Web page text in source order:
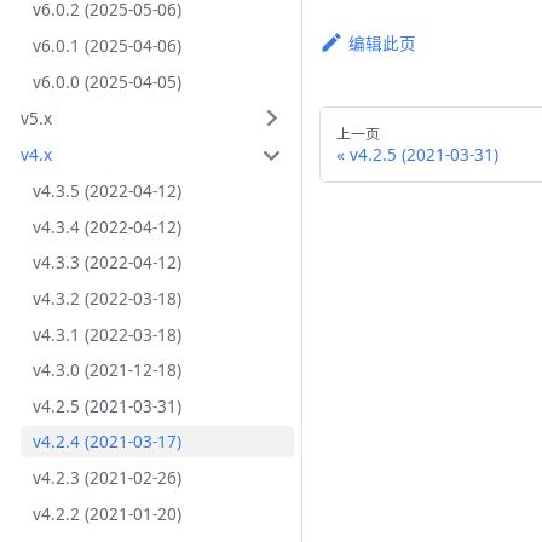
v6.0.2 (2025-05-06)
v6.0.1 (2025-04-06)
v6.0.0 (2025-04-05)
v5.x
v4.x
v4.3.5 (2022-04-12)
v4.3.4 (2022-04-12)
v4.3.3 (2022-04-12)
v4.3.2 (2022-03-18)
v4.3.1 (2022-03-18)
v4.3.0 (2021-12-18)
v4.2.5 (2021-03-31)
v4.2.4 (2021-03-17)
v4.2.3 (2021-02-26)
v4.2.2 (2021-01-20)
编辑此页
上一页
v4.2.5 (2021-03-31)